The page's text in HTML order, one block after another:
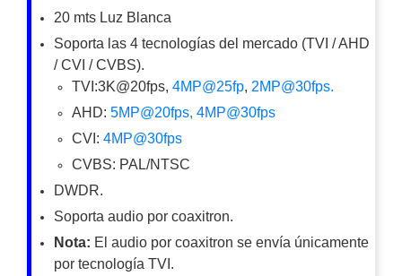
MotorizadoNVRs
Network
Video
RecordersOcultas
-
PinholeProfesionales
-
/ 4G /
Inalámbricas
Cámaras
y DVRs
20 mts Luz Blanca
Soporta las 4 tecnologías del mercado (TVI / AHD
/ CVI / CVBS).
TVI:3K@20fps, 4MP@25fp, 2MP@30fps.
AHD: 5MP@20fps, 4MP@30fps
CVI: 4MP@30fps
CVBS: PAL/NTSC
DWDR.
Soporta audio por coaxitron.
Nota: El audio por coaxitron se envía únicamente
por tecnología TVI.